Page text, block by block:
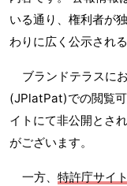
いる通り、権利者が
わりに広く公示され
ブランドテラスに
(JPlatPat)での閲覧
イトにて非公開とさ
がございます。
一方、 特許庁サイ